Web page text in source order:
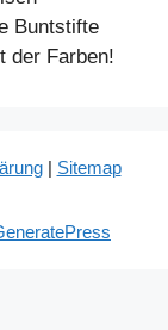
Buntstifte
der Farben!
| Sitemap